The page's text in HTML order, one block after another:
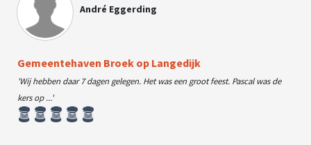
André Eggerding
Gemeentehaven Broek op Langedijk
'Wij hebben daar 7 dagen gelegen. Het was een groot feest. Pascal was de
kers op ...'